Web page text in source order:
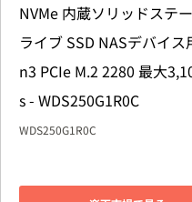
NVMe 内蔵ソリッドステ
ライブ SSD NASデバイス
n3 PCIe M.2 2280 最大
s - WDS250G1R0C
WDS250G1R0C